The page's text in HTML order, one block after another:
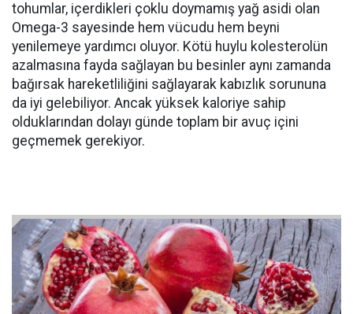
tohumlar, içerdikleri çoklu doymamış yağ asidi olan
Omega-3 sayesinde hem vücudu hem beyni
yenilemeye yardımcı oluyor. Kötü huylu kolesterolün
azalmasına fayda sağlayan bu besinler aynı zamanda
bağırsak hareketliliğini sağlayarak kabızlık sorununa
da iyi gelebiliyor. Ancak yüksek kaloriye sahip
olduklarından dolayı günde toplam bir avuç içini
geçmemek gerekiyor.